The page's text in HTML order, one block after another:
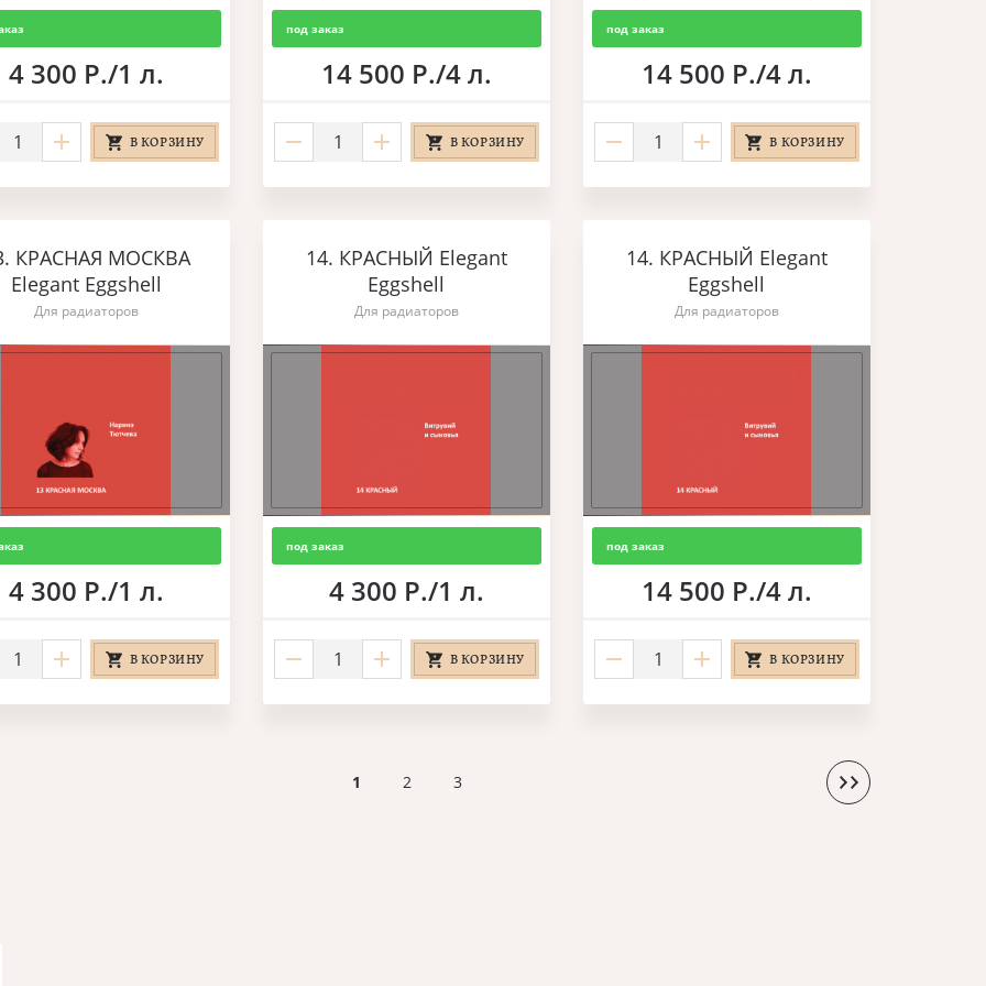
4 300 Р./1 л.
В КОРЗИНУ
под заказ
14 500 Р./4 л.
В КОРЗИНУ
под заказ
14 500 Р./4 л.
В КОРЗИНУ
КРАСНАЯ МОСКВА
Elegant Eggshell
Для радиаторов
4 300 Р./1 л.
В КОРЗИНУ
14. КРАСНЫЙ Elegant
Eggshell
Для радиаторов
под заказ
4 300 Р./1 л.
В КОРЗИНУ
14. КРАСНЫЙ Elegant
Eggshell
Для радиаторов
под заказ
14 500 Р./4 л.
В КОРЗИНУ
1 2 3